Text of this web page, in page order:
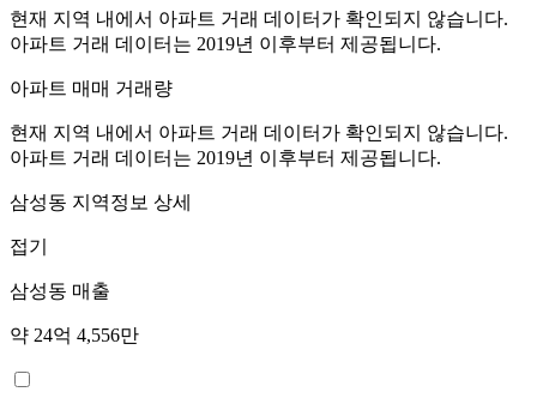
현재 지역 내에서 아파트 거래 데이터가 확인되지 않습니다.
아파트 거래 데이터는 2019년 이후부터 제공됩니다.
아파트 매매 거래량
현재 지역 내에서 아파트 거래 데이터가 확인되지 않습니다.
아파트 거래 데이터는 2019년 이후부터 제공됩니다.
삼성동 지역정보 상세
접기
삼성동 매출
약 24억 4,556만